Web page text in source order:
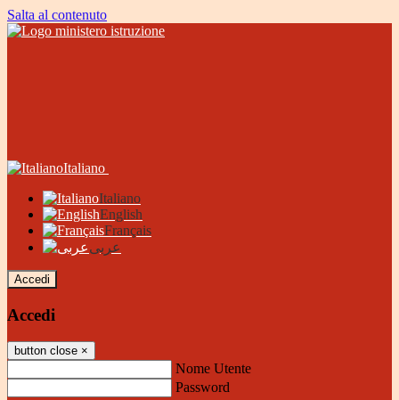
Salta al contenuto
Italiano
Italiano
English
Français
عربى
Accedi
Accedi
button close ×
Nome Utente
Password